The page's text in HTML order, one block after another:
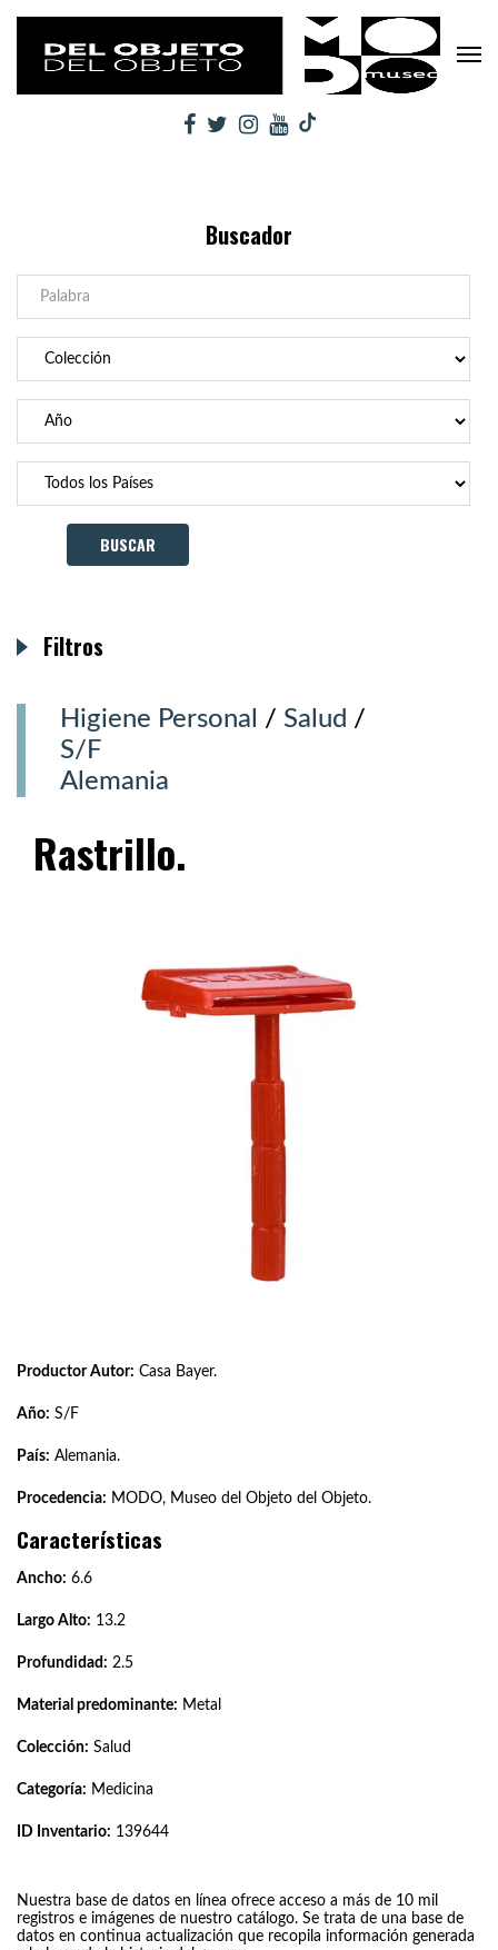
Buscador
Higiene Personal / Salud /
S/F
Alemania
Rastrillo.
Productor Autor: Casa Bayer.
Año: S/F
País: Alemania.
Procedencia: MODO, Museo del Objeto del Objeto.
Características
Ancho: 6.6
Largo Alto: 13.2
Profundidad: 2.5
Material predominante: Metal
Colección: Salud
Categoría: Medicina
ID Inventario: 139644
Filtros
Nuestra base de datos en línea ofrece acceso a más de 10 mil
registros e imágenes de nuestro catálogo. Se trata de una base de
datos en continua actualización que recopila información generada